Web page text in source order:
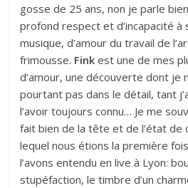
gosse de 25 ans, non je parle
profond respect et d’incapacité à
musique, d’amour du travail de
frimousse. Fink est une de mes
d’amour, une découverte dont je
pourtant pas dans le détail, tant
l’avoir toujours connu… Je me
fait bien de la tête et de l’état de
lequel nous étions la première
l’avons entendu en live à Lyon:
stupéfaction, le timbre d’un